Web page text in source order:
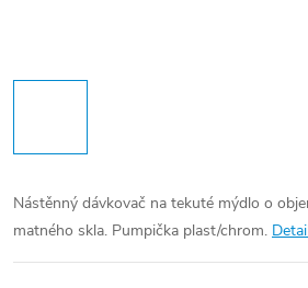
Nástěnný dávkovač na tekuté mýdlo o
matného skla. Pumpička plast/chrom.